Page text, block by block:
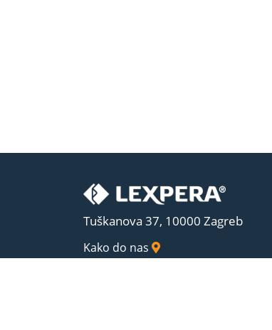
Tuškanova 37, 10000 Zagreb
Kako do nas